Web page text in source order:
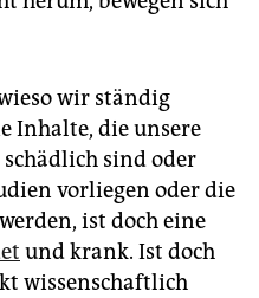
wir ständig
Inhalte, die unsere
sind oder
vorliegen oder die
ist doch eine
und krank. Ist doch
wissenschaftlich